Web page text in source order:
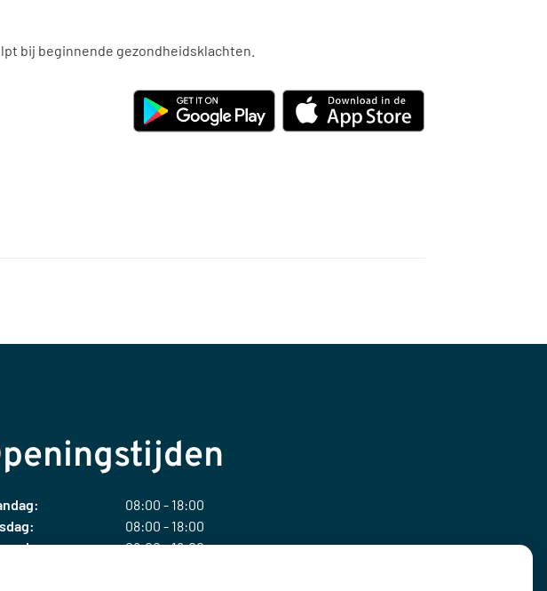
bij beginnende gezondheidsklachten.
08:00 - 18:00
08:00 - 18:00
08:00 - 18:00